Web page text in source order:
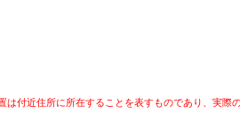
付近住所に所在することを表すものであり、実際